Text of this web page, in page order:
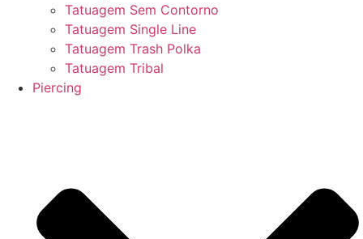
Tatuagem Sem Contorno
Tatuagem Single Line
Tatuagem Trash Polka
Tatuagem Tribal
Piercing